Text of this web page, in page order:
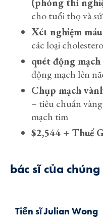
cho tuổi thọ và
Xét nghiệm
các loại
quét động
động mạch lên
Chụp mạch
– tiêu chuẩn
mạch tim
$2,544 + Thuế
bác sĩ của
Tiến sĩ Julian Wong